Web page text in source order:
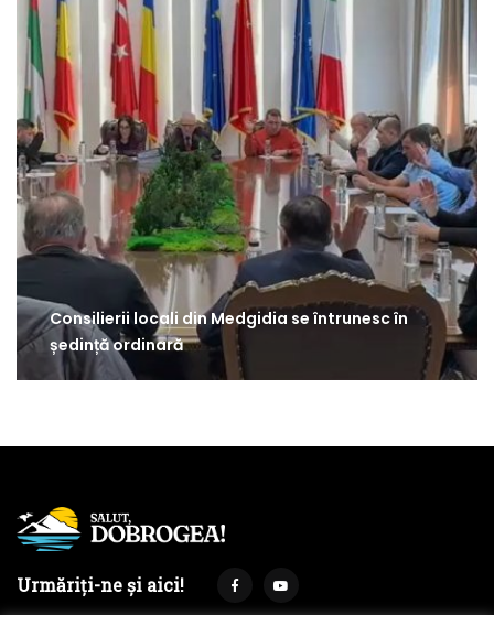
Consilierii locali din Medgidia se întrunesc în
ședință ordinară
Urmăriți-ne și aici!